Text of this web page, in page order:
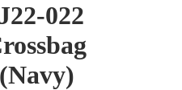
022